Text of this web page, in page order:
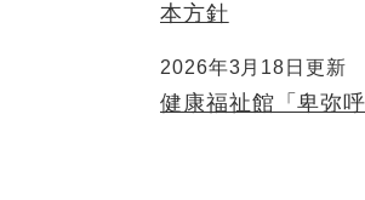
本方針
2026年3月18日更新
健康福祉館「卑弥